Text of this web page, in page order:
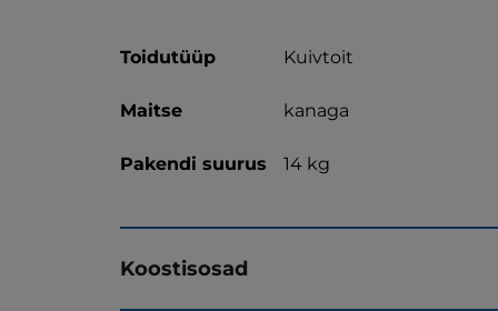
Toidutüüp Kuivtoit
Maitse kanaga
Pakendi suurus 14 kg
Koostisosad